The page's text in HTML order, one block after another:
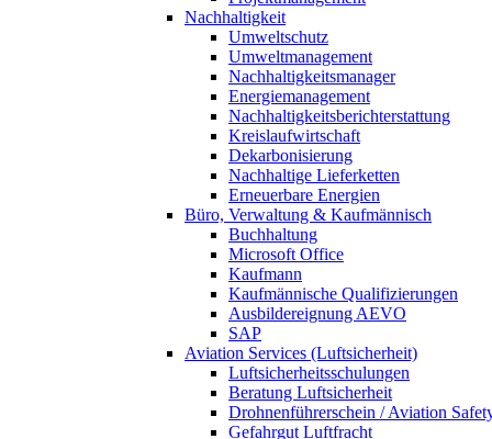
Nachhaltigkeit
Umweltschutz
Umweltmanagement
Nachhaltigkeitsmanager
Energiemanagement
Nachhaltigkeitsberichterstattung
Kreislaufwirtschaft
Dekarbonisierung
Nachhaltige Lieferketten
Erneuerbare Energien
Büro, Verwaltung & Kaufmännisch
Buchhaltung
Microsoft Office
Kaufmann
Kaufmännische Qualifizierungen
Ausbildereignung AEVO
SAP
Aviation Services (Luftsicherheit)
Luftsicherheitsschulungen
Beratung Luftsicherheit
Drohnenführerschein / Aviation
Gefahrgut Luftfracht